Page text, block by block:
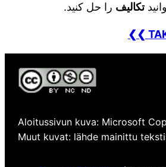
تکالیف را حل کنید.
❮❮
Aloitussivun kuva: Microsoft
Muut kuvat: lähde mainittu